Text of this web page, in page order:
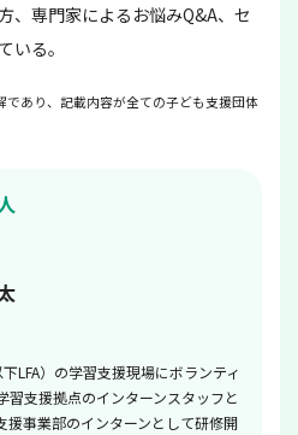
、専門家によるお悩みQ&A、セ
いる。
あり、記載内容が全ての子ども支援団体
LFA）の学習支援現場にボランティ
習支援拠点のインターンスタッフと
援事業部のインターンとして研修開